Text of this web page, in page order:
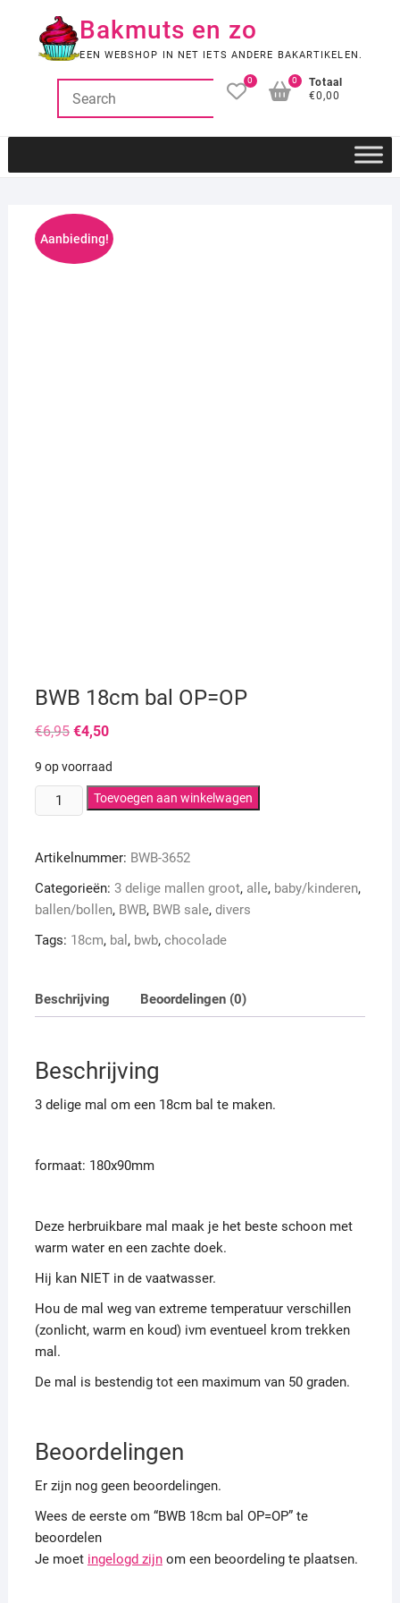
Bakmuts en zo
EEN WEBSHOP IN NET IETS ANDERE BAKARTIKELEN.
0
Totaal
€0,00
0
Aanbieding!
BWB 18cm bal OP=OP
€6,95 Oorspronkelijke
prijs
€6,95.
€4,50Huidige
€4,50.
9 op voorraad
BWB
18cm
OP=OP
aantal
Toevoegen aan winkelwagen
Artikelnummer: BWB-3652
Categorieën: 3 delige mallen groot, alle, baby/kinderen,
ballen/bollen, BWB, BWB sale, divers
Tags: 18cm, bal , bwb, chocolade
Beschrijving Beoordelingen (0)
Beschrijving
3 delige mal om een 18cm bal te maken.
formaat: 180x90mm
Deze herbruikbare mal maak je het beste schoon met
warm water en een zachte doek.
Hij kan NIET in de vaatwasser.
Hou de mal weg van extreme temperatuur verschillen
(zonlicht, warm en koud) ivm eventueel krom trekken
mal.
De mal is bestendig tot een maximum van 50 graden.
Beoordelingen
Er zijn nog geen beoordelingen.
Wees de eerste om “BWB 18cm bal OP=OP” te
beoordelen
Je moet ingelogd zijnom een beoordeling te plaatsen.